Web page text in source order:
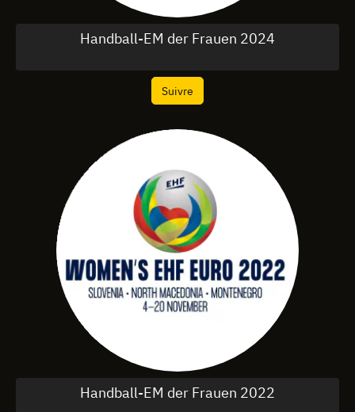
Handball-EM der Frauen 2024
Suivre
Handball-EM der Frauen 2022